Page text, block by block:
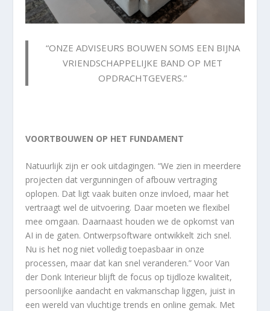
“ONZE ADVISEURS BOUWEN SOMS EEN BIJNA
VRIENDSCHAPPELIJKE BAND OP MET
OPDRACHTGEVERS.”
VOORTBOUWEN OP HET FUNDAMENT
Natuurlijk zijn er ook uitdagingen. “We zien in meerdere
projecten dat vergunningen of afbouw vertraging
oplopen. Dat ligt vaak buiten onze invloed, maar het
vertraagt wel de uitvoering. Daar moeten we flexibel
mee omgaan. Daarnaast houden we de opkomst van
AI in de gaten. Ontwerpsoftware ontwikkelt zich snel.
Nu is het nog niet volledig toepasbaar in onze
processen, maar dat kan snel veranderen.” Voor Van
der Donk Interieur blijft de focus op tijdloze kwaliteit,
persoonlijke aandacht en vakmanschap liggen, juist in
een wereld van vluchtige trends en online gemak. Met